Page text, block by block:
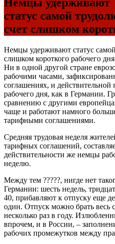
статус самой
счет слишком
Немцы удерживают статус
слишком короткого рабочего дня
Ни в одной другой стране
рабочими часами,
соглашениях, и
рабочего дня, как в Германии.
сравнению с другими
чаще и работают намного
тарифными соглашениями.
Средняя трудовая неделя
тарифных соглашений,
действительности же немцы
неделю.
Между тем ?????, нигде нет
Германии: шесть недель,
40, прибавляют к отпуску еще
один. Отпуск можно брать весь
несколько раз в году.
впрочем, и в России, –
рабочих промежутков между